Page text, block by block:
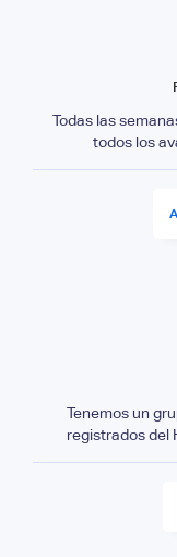
Todas las
todos los
Tenemos un
registrados del